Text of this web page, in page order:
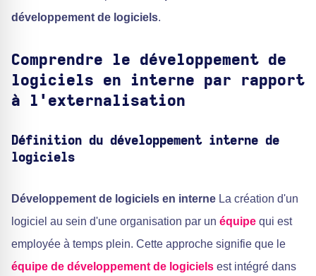
développement de logiciels.
Comprendre le développement de
logiciels en interne par rapport
à l'externalisation
Définition du développement interne de
logiciels
Développement de logiciels en interne La création d'un
logiciel au sein d'une organisation par un équipe qui est
employée à temps plein. Cette approche signifie que le
équipe de développement de logiciels est intégré dans